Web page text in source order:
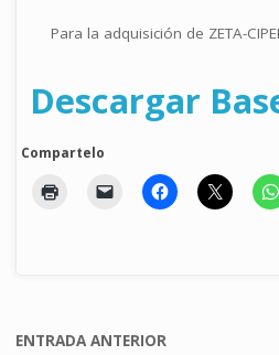
Para la adquisición de ZETA-
Descargar
Compartelo
ENTRADA ANTERIOR